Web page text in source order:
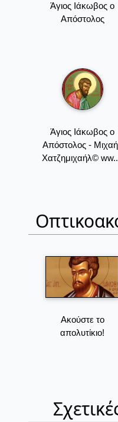
Άγιος Ιάκωβος ο
Απόστολος
Άγιος Ιάκωβος ο
Απόστολος -
Χατζημιχαήλ©
Ακούστε το
απολυτίκιο!